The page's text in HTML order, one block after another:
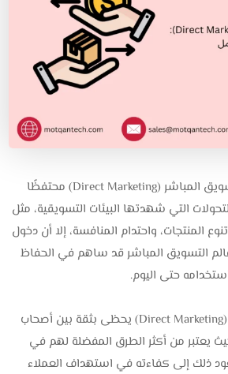
عزيزي القارئ، ما زال التسويق المباشر (Direct Marketing) محتفظًا
التي شهدتها البيئات التسويقية، مثل
المنتجات، واحتدام المنافسة، إلا أن دخول
عالم التسويق المباشر قد ساهم في الحفاظ
حتى اليوم.
لا يزال التسويق المباشر (Direct Marketing) يحظى بثقة بين أصحاب
يعتبر من أكثر الطرق المفضلة لهم في
ذلك إلى كفاءته في استهداف العملاء